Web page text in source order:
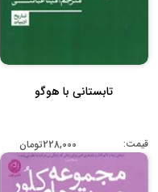
تابستانی با هوگو
قیمت: 228,000تومان